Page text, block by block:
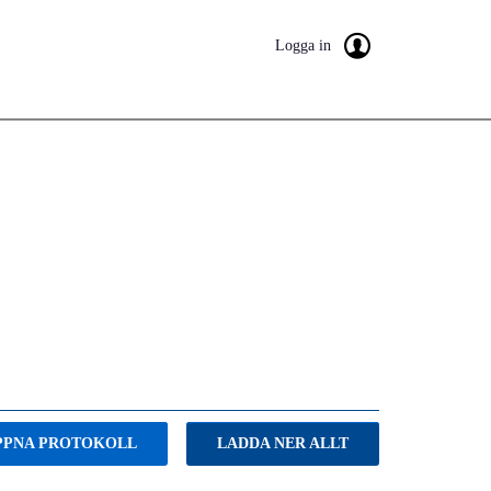
Logga in
PROTOKOLL LADDA NER ALLT